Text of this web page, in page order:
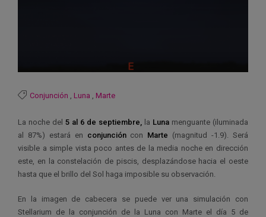
Conjunción Luna Marte
La noche del 5 al 6 de septiembre, la Luna menguante (iluminada
al 87%) estará en conjuncióncon Marte (magnitud -1.9). Será
visible a simple vista poco antes de la media noche en dirección
este, en la constelación de piscis, desplazándose hacia el oeste
hasta que el brillo del Sol haga imposible su observación.
En la imagen de cabecera se puede ver una simulación con
Stellarium de la conjunción de la Luna con Marte el día 5 de